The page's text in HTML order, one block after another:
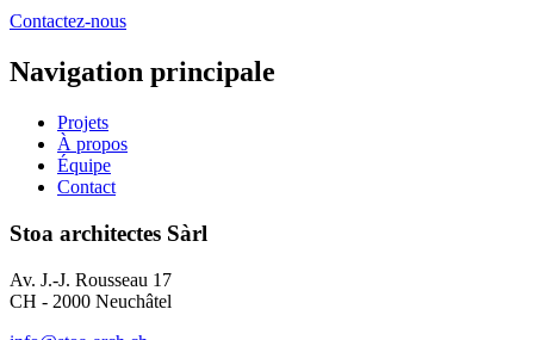
Contactez-nous
Navigation principale
Projets
À propos
Équipe
Contact
Stoa architectes Sàrl
Av. J.-J. Rousseau 17
CH - 2000 Neuchâtel